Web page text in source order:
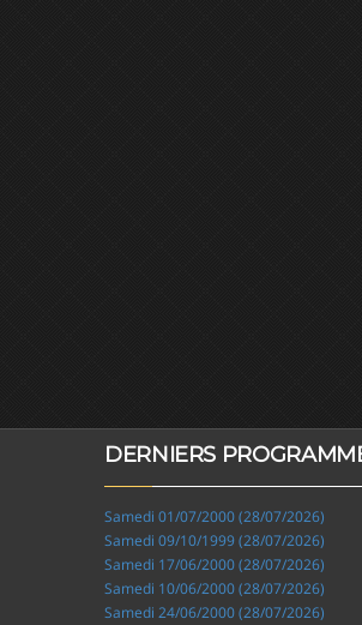
DERNIERS
Samedi 01/07/2000 (28/07/2026)
Samedi 09/10/1999 (28/07/2026)
Samedi 17/06/2000 (28/07/2026)
Samedi 10/06/2000 (28/07/2026)
Samedi 24/06/2000 (28/07/2026)